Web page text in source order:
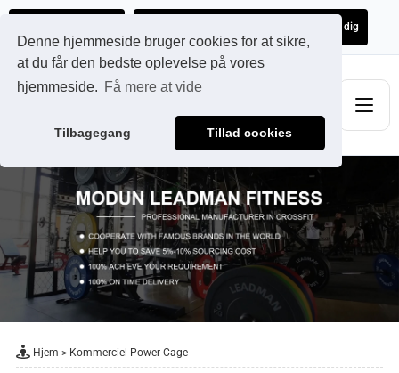
Denne hjemmeside bruger cookies for at sikre,
at du får den bedste oplevelse på vores
hjemmeside. Få mere at vide
Tilbagegang Tillad cookies
Få et uforpligtende tilbud skræddersyet til dig
Hjem > Kommerciel Power Cage